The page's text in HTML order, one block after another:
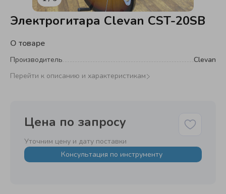
Электрогитара Clevan CST-20SB
О товаре
Производитель
Clevan
Перейти к описанию и характеристикам
Цена по запросу
Уточним цену и дату поставки
Консультация по инструменту